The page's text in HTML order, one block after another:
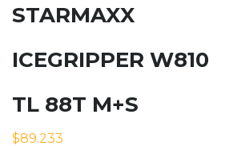
STARMAXX
ICEGRIPPER W810
TL 88T M+S
$89.233